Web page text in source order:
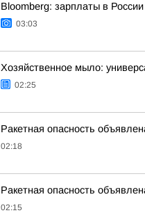
Bloomberg: зарплаты в
03:03
Хозяйственное мыло:
02:25
Ракетная опасность
02:18
Ракетная опасность
02:15